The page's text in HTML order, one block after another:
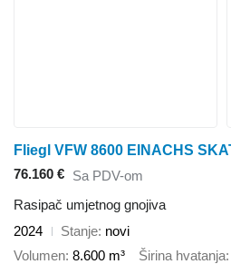
76.160 € Sa PDV-om
Rasipač umjetnog gnojiva
2024
Stanje novi
Volumen 8.600 m³ Širina hvatanja